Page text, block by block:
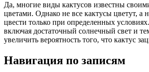
Да, многие виды кактусов известны
цветами. Однако не все кактусы цветут, а
цвести только при определенных
включая достаточный солнечный свет и
увеличить вероятность того, что кактус
Навигация по записям